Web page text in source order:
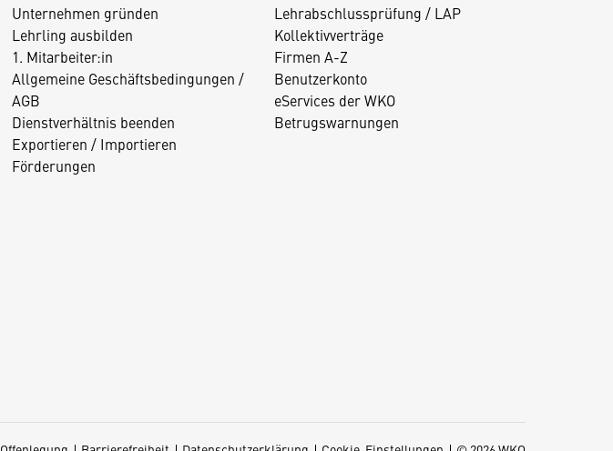
Unternehmen gründen
Lehrling ausbilden
1. Mitarbeiter:in
Allgemeine Geschäftsbedingungen /
AGB
Dienstverhältnis beenden
Exportieren / Importieren
Förderungen
Lehrabschlussprüfung / LAP
Kollektivverträge
Firmen A-Z
Benutzerkonto
eServices der WKO
Betrugswarnungen